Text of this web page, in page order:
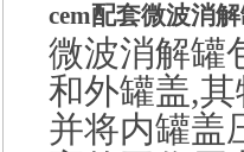
cem配套微波消
微波消解罐
和外罐盖,
并将内罐盖